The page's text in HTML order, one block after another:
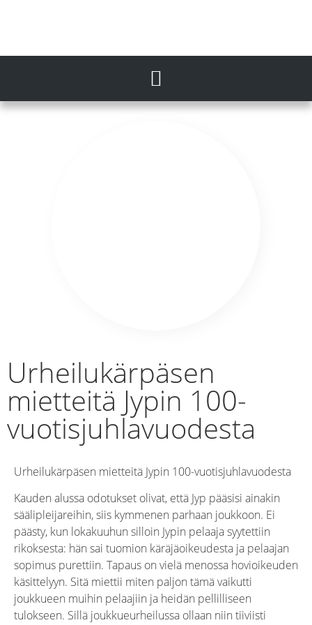
Urheilukärpäsen
mietteitä Jypin 100-
vuotisjuhlavuodesta
Urheilukärpäsen mietteitä Jypin 100-vuotisjuhlavuodesta
Kauden alussa odotukset olivat, että Jyp pääsisi ainakin
säälipleijareihin, siis kymmenen parhaan joukkoon. Ei
päästy, kun lokakuuhun silloin Jypin pelaaja syytettiin
rikoksesta: hän sai tuomion käräjäoikeudesta ja pelaajan
sopimus purettiin. Tapaus on vielä menossa hovioikeuden
käsittelyyn. Sitä miettii miten paljon tämä vaikutti
joukkueen muihin pelaajiin ja heidän pellilliseen
tulokseen. Sillä joukkueurheilussa ollaan niin tiiviisti